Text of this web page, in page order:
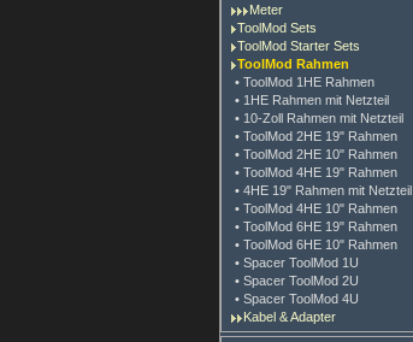
Meter
ToolMod Sets
ToolMod Starter Sets
ToolMod Rahmen
• ToolMod 1HE Rahmen
• 1HE Rahmen mit Netzteil
• 10-Zoll Rahmen mit Netzteil
• ToolMod 2HE 19" Rahmen
• ToolMod 2HE 10" Rahmen
• ToolMod 4HE 19" Rahmen
• 4HE 19" Rahmen mit Netzteil
• ToolMod 4HE 10" Rahmen
• ToolMod 6HE 19" Rahmen
• ToolMod 6HE 10" Rahmen
• Spacer ToolMod 1U
• Spacer ToolMod 2U
• Spacer ToolMod 4U
Kabel & Adapter